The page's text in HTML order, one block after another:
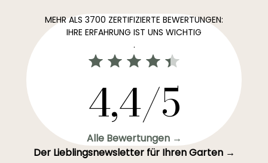
MEHR ALS 3700 ZERTIFIZIERTE BEWERTUNGEN:
IHRE ERFAHRUNG IST UNS WICHTIG
.
4,4/5
Alle Bewertungen →
Der Lieblingsnewsletter für Ihren Garten →